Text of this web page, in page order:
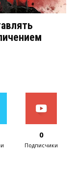
0
Подписчики